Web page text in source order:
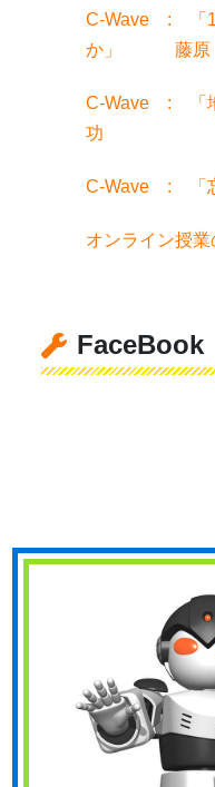
C-Wave : 「
か」 藤
C-Wave :
功
C-Wave : 「
オンライン授業
FaceBook